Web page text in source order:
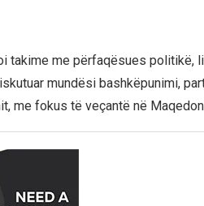
takime me përfaqësues politikë,
mundësi bashkëpunimi,
me fokus të veçantë në